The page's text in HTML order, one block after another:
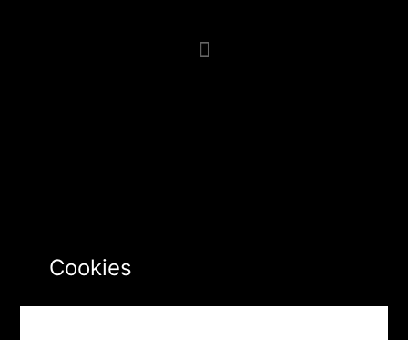
Cookies